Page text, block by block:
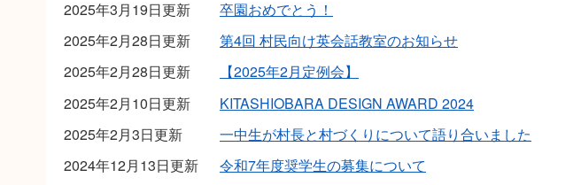
2025年3月19日更新
卒園おめでとう！
2025年2月28日更新
第4回 村民向け英会話教室のお知らせ
2025年2月28日更新
【2025年2月定例会】
2025年2月10日更新
KITASHIOBARA DESIGN AWARD 2024
2025年2月3日更新
一中生が村長と村づくりについて語り合いました
2024年12月13日更新
令和7年度奨学生の募集について